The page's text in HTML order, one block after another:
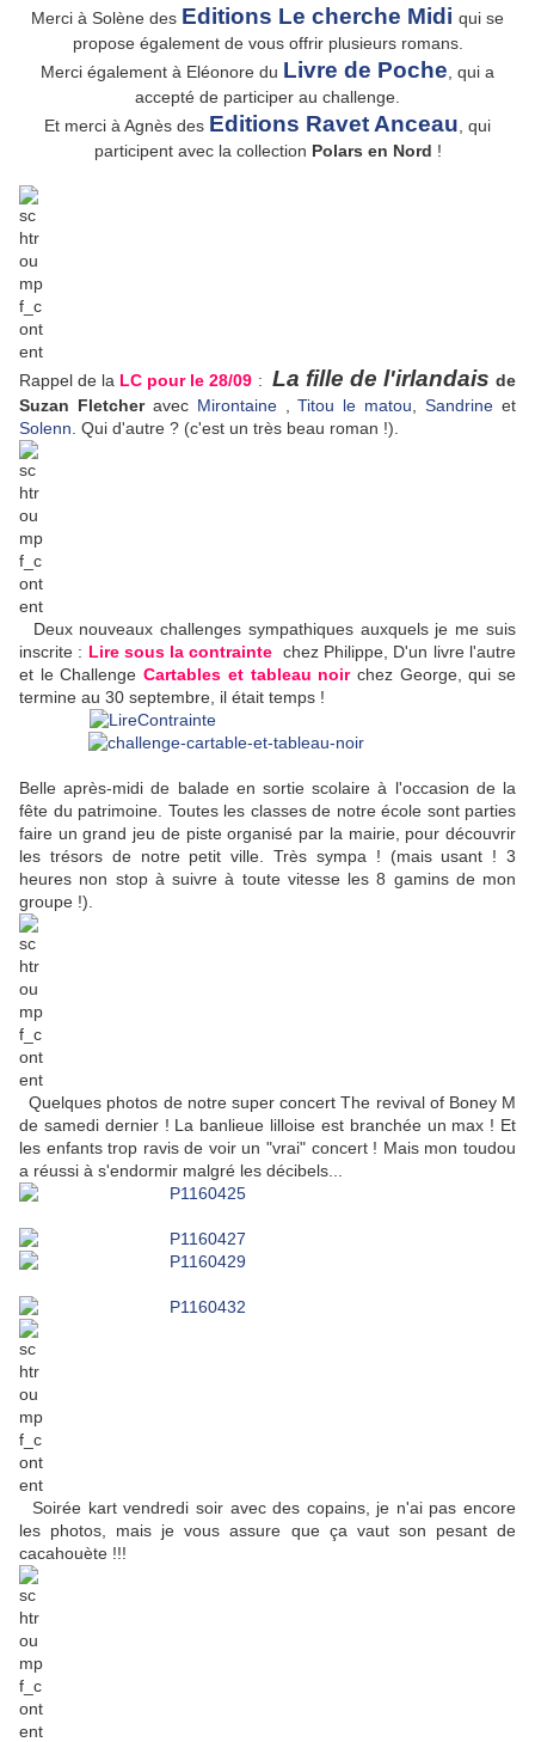
Merci à Solène des Editions Le cherche Midi qui se
propose également de vous offrir plusieurs romans.
Merci également à Eléonore du Livre de Poche , qui a
accepté de participer au challenge.
Et merci à Agnès des Editions Ravet Anceau , qui
participent avec la collection Polars en Nord !
Rappel de la LC pour le 28/09 : La fille de l'irlandais de
Suzan Fletcheravec Mirontaine ,Titou le matou ,Sandrineet
Solenn . Qui d'autre ? (c'est un très beau roman !).
Deux nouveaux challenges sympathiques auxquels je me suis
inscrite : Lire sous la contrainte chez Philippe, D'un livre l'autre
et le ChallengeCartables et tableau noir chez George, qui se
termine au 30 septembre, il était temps !
Belle après-midi de balade en sortie scolaire à l'occasion de la
fête du patrimoine. Toutes les classes de notre école sont parties
faire un grand jeu de piste organisé par la mairie, pour découvrir
les trésors de notre petit ville. Très sympa ! (mais usant ! 3
heures non stop à suivre à toute vitesse les 8 gamins de mon
groupe !).
Quelques photos de notre super concert The revival of Boney M
de samedi dernier ! La banlieue lilloise est branchée un max ! Et
les enfants trop ravis de voir un "vrai" concert ! Mais mon toudou
a réussi à s'endormir malgré les décibels...
Soirée kart vendredi soir avec des copains, je n'ai pas encore
les photos, mais je vous assure que ça vaut son pesant de
cacahouète !!!